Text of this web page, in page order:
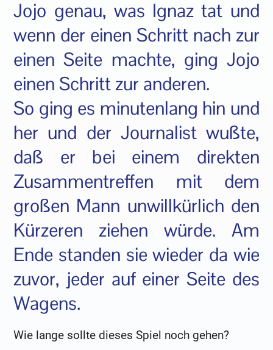
Jojo genau, was Ignaz tat und
wenn der einen Schritt nach zur
einen Seite machte, ging Jojo
einen Schritt zur anderen.
So ging es minutenlang hin und
her und der Journalist wußte,
daß er bei einem direkten
Zusammentreffen mit dem
großen Mann unwillkürlich den
Kürzeren ziehen würde. Am
Ende standen sie wieder da wie
zuvor, jeder auf einer Seite des
Wagens.
Wie lange sollte dieses Spiel noch gehen?